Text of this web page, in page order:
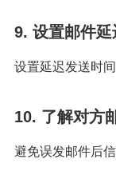
9. 设置邮件延
设置延迟发送时
10. 了解对方
避免误发邮件后信